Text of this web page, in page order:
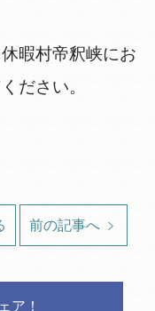
暇村帝釈峡にお
ださい。
前の記事へ
ア！